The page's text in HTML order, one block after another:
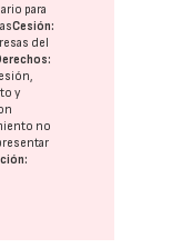
para
Cesión:
del
y
no